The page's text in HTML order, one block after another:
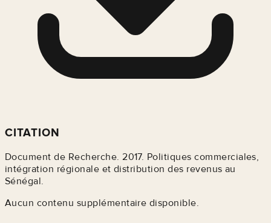
CITATION
Document de Recherche. 2017. Politiques commerciales,
intégration régionale et distribution des revenus au
Sénégal.
Aucun contenu supplémentaire disponible.